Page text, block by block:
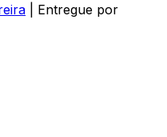
| Entregue por